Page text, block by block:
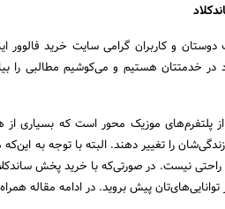
و کاربران گرامی سایت خرید فالوور
خدمتتان هستیم و می‌کوشیم مطالبی را
پلتفرم‌های موزیک محور است که بسیاری
را تغییر دهند. البته با توجه به
راحتی نیست. در صورتی‌که با خرید پخش
توانایی‌های‌تان پیش بروید. در ادامه مقاله